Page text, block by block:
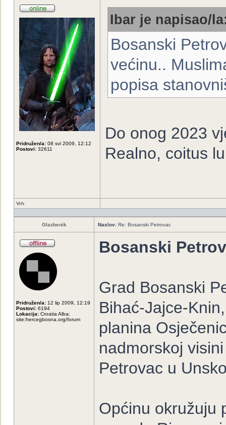
Pridružen/a: 08 svi 2009, 12:12
Postovi: 32611
Ibar je napisao/
Bosanski
većinu..
popisa
Do onog 2023
Realno, coitus
Vrh
Glazbenik Naslov: Re: Bosanski Petrovac
Pridružen/a: 12 lip 2009, 12:19
Postovi: 6194
Lokacija: Croatia Alba;
site:hercegbosna.org/forum
Bosanski
Grad Bosanski
Bihać-Jajce-
planina
nadmorskoj
Petrovac u
Općinu okružuju